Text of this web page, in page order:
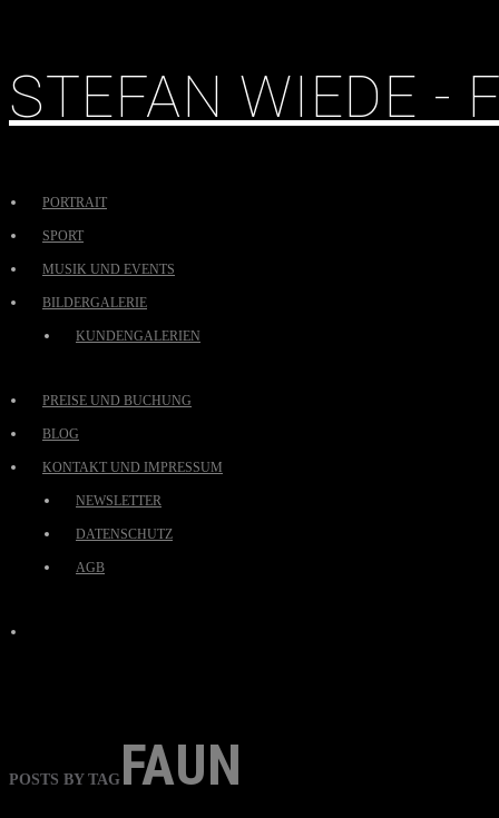
STEFAN WIEDE -
PORTRAIT
SPORT
MUSIK UND EVENTS
BILDERGALERIE
KUNDENGALERIEN
PREISE UND BUCHUNG
BLOG
KONTAKT UND IMPRESSUM
NEWSLETTER
DATENSCHUTZ
AGB
POSTS BY TAG FAUN